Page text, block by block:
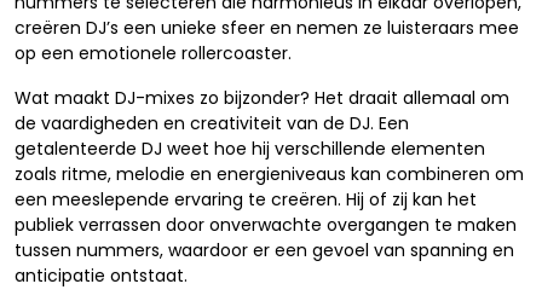
creëren DJ’s een unieke sfeer en nemen ze luisteraars mee
op een emotionele rollercoaster.
Wat maakt DJ-mixes zo bijzonder? Het draait allemaal om
de vaardigheden en creativiteit van de DJ. Een
getalenteerde DJ weet hoe hij verschillende elementen
zoals ritme, melodie en energieniveaus kan combineren om
een meeslepende ervaring te creëren. Hij of zij kan het
publiek verrassen door onverwachte overgangen te maken
tussen nummers, waardoor er een gevoel van spanning en
anticipatie ontstaat.